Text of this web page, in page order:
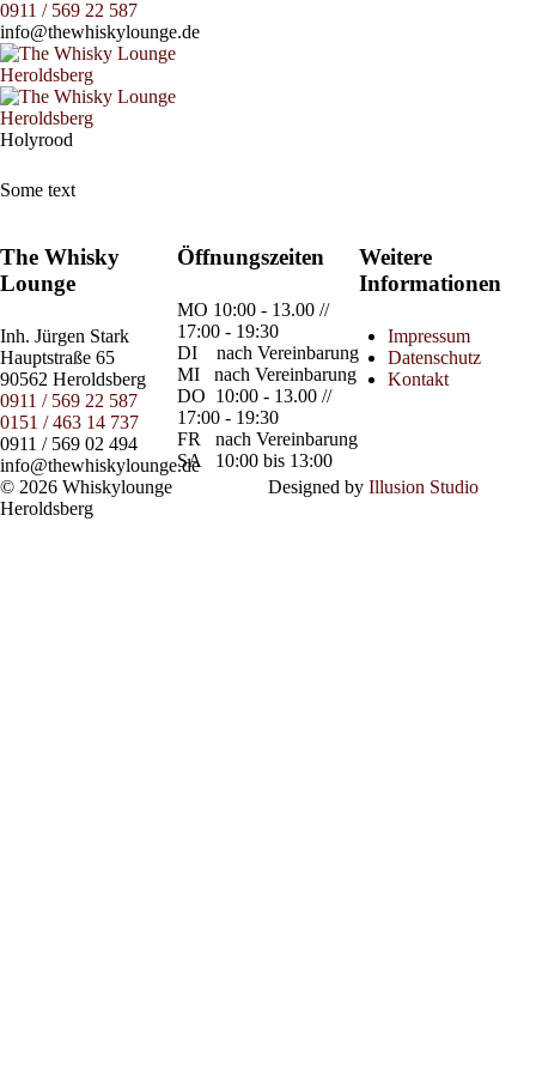
0911 / 569 22 587
info@thewhiskylounge.de
Holyrood
Some text
The Whisky
Lounge
Inh. Jürgen Stark
Hauptstraße 65
90562 Heroldsberg
0911 / 569 22 587
0151 / 463 14 737
0911 / 569 02 494
info@thewhiskylounge.de
Öffnungszeiten
MO 10:00 - 13.00 //
17:00 - 19:30
DI
nach Vereinbarung
MI
nach Vereinbarung
DO 10:00 - 13.00 //
17:00 - 19:30
FR
nach Vereinbarung
SA
10:00 bis 13:00
Weitere
Informationen
Impressum
Datenschutz
Kontakt
© 2026 Whiskylounge
Heroldsberg
Designed by Illusion Studio